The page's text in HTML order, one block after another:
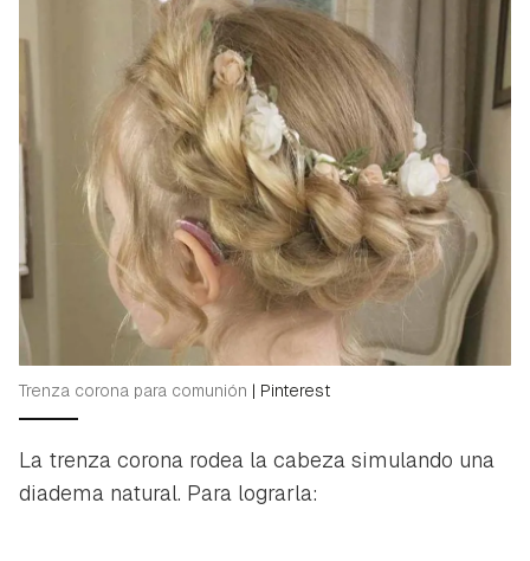
Trenza corona para comunión | Pinterest
La trenza corona rodea la cabeza simulando una
diadema natural. Para lograrla: